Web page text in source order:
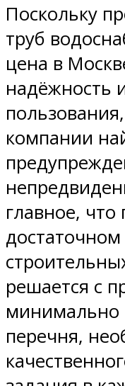
Поскольку
труб
цена в
надёжность
компании
главное, что
достаточном
решается с
минимально
перечня,